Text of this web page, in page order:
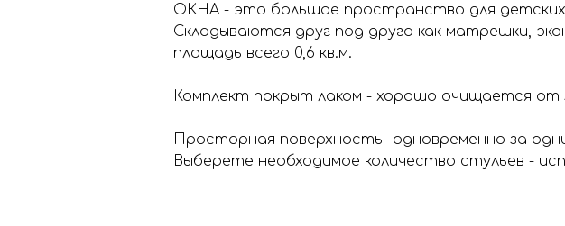
ОКНА - это большое пространство для
Складываются друг под друга как матрешки,
площадь всего 0,6 кв.м.
Комплект покрыт лаком - хорошо очищается от
Просторная поверхность- одновременно за
Выберете необходимое количество стульев -